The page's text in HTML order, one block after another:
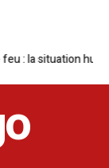
humanitaire